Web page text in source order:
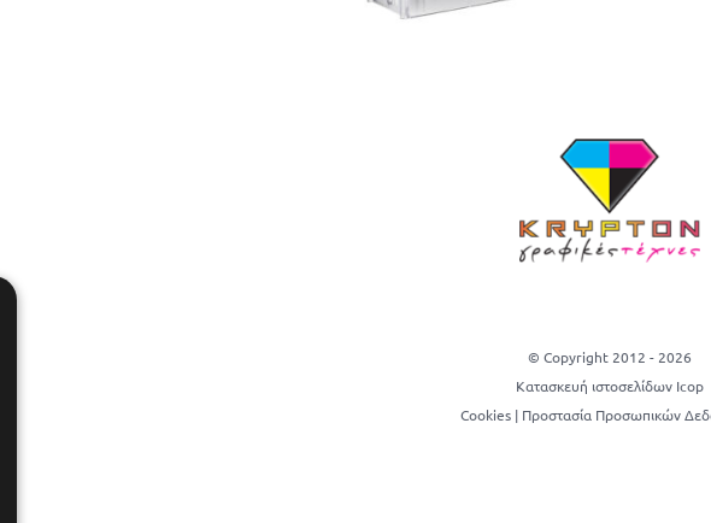
© Copyright 2012 - 2026
Κατασκευή ιστοσελίδων Icop
Cookies| Προστασία Προσωπικών